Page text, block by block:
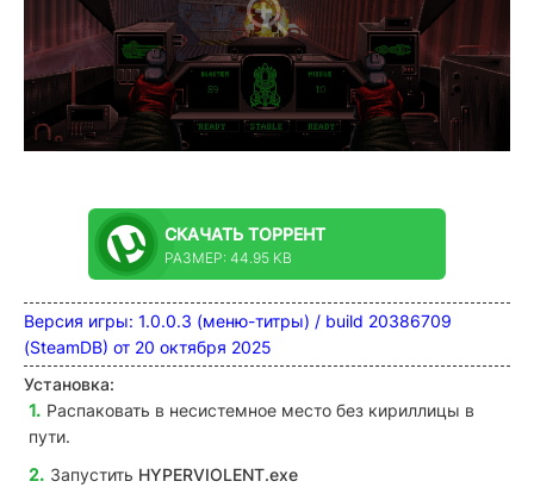
СКАЧАТЬ ТОРРЕНТ
РАЗМЕР: 44.95 KB
Версия игры: 1.0.0.3 (меню-титры) / build 20386709
(SteamDB) от 20 октября 2025
Установка:
Распаковать в несистемное место без кириллицы в
пути.
Запустить HYPERVIOLENT.exe